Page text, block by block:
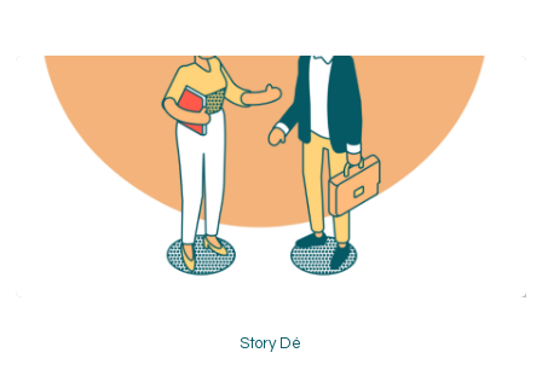
Dé
Story Dé